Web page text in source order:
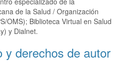
de la Salud / Organización
OMS); Biblioteca Virtual en Salud
y Dialnet.
y derechos de autor